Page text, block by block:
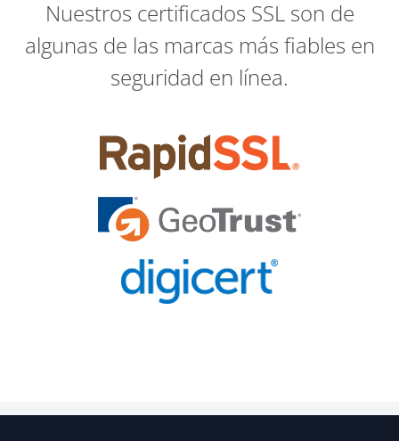
Nuestros certificados SSL son de
algunas de las marcas más fiables en
seguridad en línea.